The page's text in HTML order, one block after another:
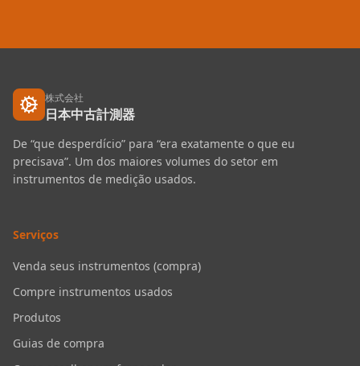
株式会社
日本中古計測器
De “que desperdício” para “era exatamente o que eu
precisava”. Um dos maiores volumes do setor em
instrumentos de medição usados.
Serviços
Venda seus instrumentos (compra)
Compre instrumentos usados
Produtos
Guias de compra